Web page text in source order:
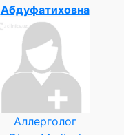
Абдуфатиховна
Аллерголог